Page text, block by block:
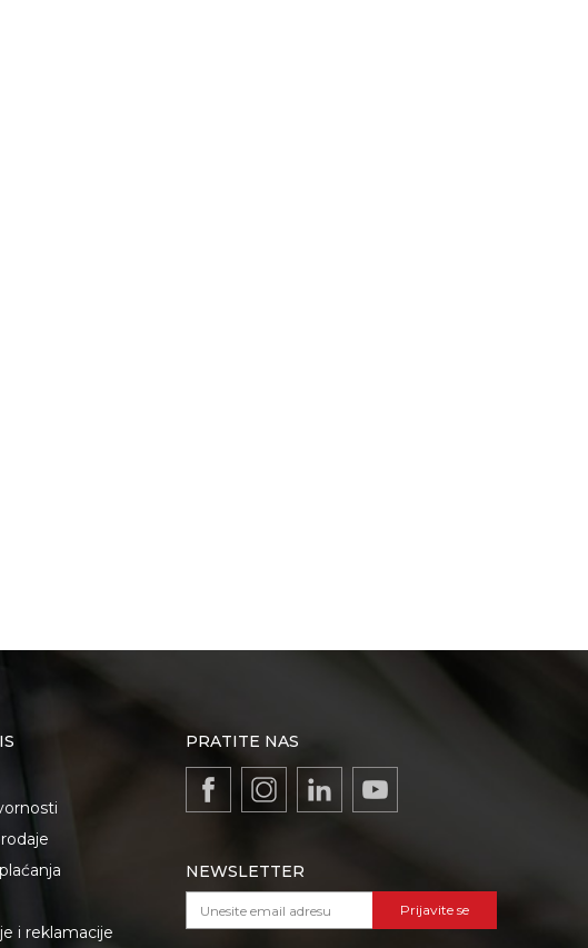
i reklamacije
PRATITE NAS
NEWSLETTER
Prijavite se